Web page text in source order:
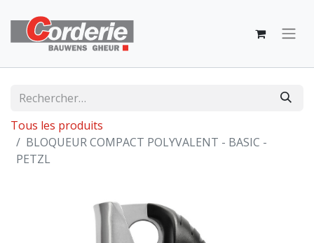
Tous les produits
BLOQUEUR COMPACT POLYVALENT - BASIC -
PETZL